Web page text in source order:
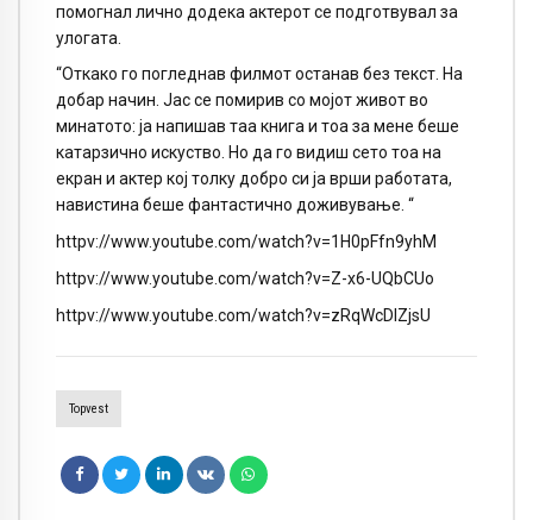
помогнал лично додека актерот се подготвувал за
улогата.
“Откако го погледнав филмот останав без текст. На
добар начин. Јас се помирив со мојот живот во
минатото: ја напишав таа книга и тоа за мене беше
катарзично искуство. Но да го видиш сето тоа на
екран и актер кој толку добро си ја врши работата,
навистина беше фантастично доживување. “
httpv://www.youtube.com/watch?v=1H0pFfn9yhM
httpv://www.youtube.com/watch?v=Z-x6-UQbCUo
httpv://www.youtube.com/watch?v=zRqWcDIZjsU
Topvest